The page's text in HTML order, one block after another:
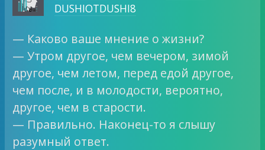
DUSHIOTDUSHI8
— Каково ваше мнение о жизни?
— Утром другое, чем вечером, зимой
другое, чем летом, перед едой другое,
чем после, и в молодости, вероятно,
другое, чем в старости.
— Правильно. Наконец-то я слышу
разумный ответ.